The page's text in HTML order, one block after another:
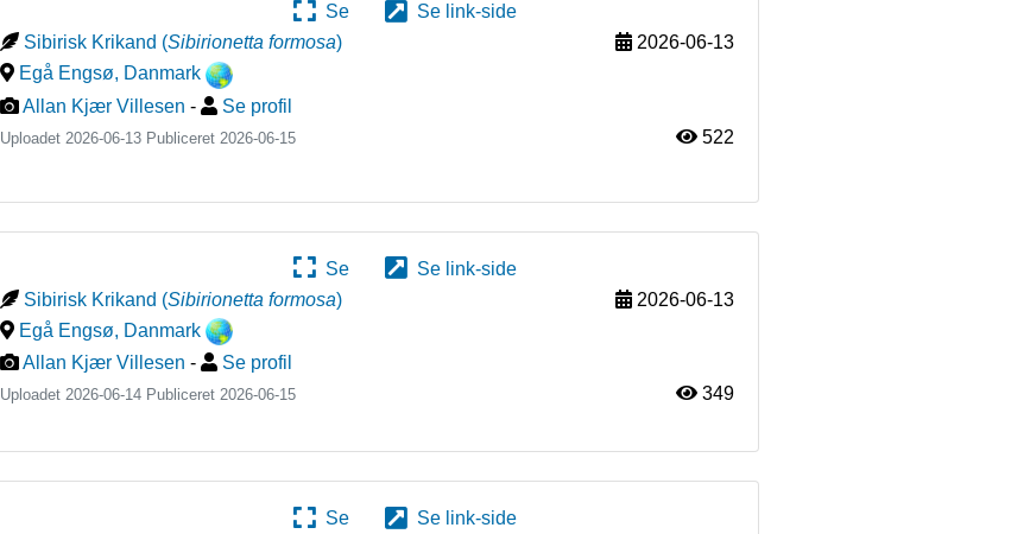
Se
Se link-side
Sibirisk Krikand (Sibirionetta formosa)
2026-06-13
Egå Engsø, Danmark
Allan Kjær Villesen - Se profil
Uploadet 2026-06-13 Publiceret 2026-06-15 522
Se
Se link-side
Sibirisk Krikand (Sibirionetta formosa)
2026-06-13
Egå Engsø, Danmark
Allan Kjær Villesen - Se profil
Uploadet 2026-06-14 Publiceret2026-06-15 349
Se
Se link-side